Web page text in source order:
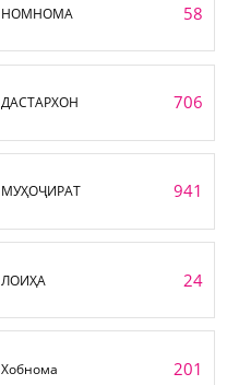
НОМНОМА 58
ДАСТАРХОН 706
МУҲОҶИРАТ 941
ЛОИҲА 24
Хобнома 201